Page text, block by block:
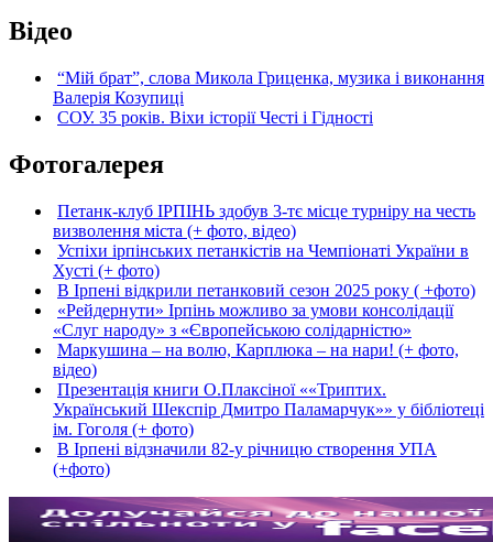
Відео
“Мій брат”, слова Микола Гриценка, музика і виконання
Валерія Козупиці
СОУ. 35 років. Віхи історії Честі і Гідності
Фотогалерея
Петанк-клуб ІРПІНЬ здобув 3-тє місце турніру на честь
визволення міста (+ фото, відео)
Успіхи ірпінських петанкістів на Чемпіонаті України в
Хусті (+ фото)
В Ірпені відкрили петанковий сезон 2025 року ( +фото)
«Рейдернути» Ірпінь можливо за умови консолідації
«Слуг народу» з «Європейською солідарністю»
Маркушина – на волю, Карплюка – на нари! (+ фото,
відео)
Презентація книги О.Плаксіної ««Триптих.
Український Шекспір Дмитро Паламарчук»» у бібліотеці
ім. Гоголя (+ фото)
В Ірпені відзначили 82-у річницю створення УПА
(+фото)